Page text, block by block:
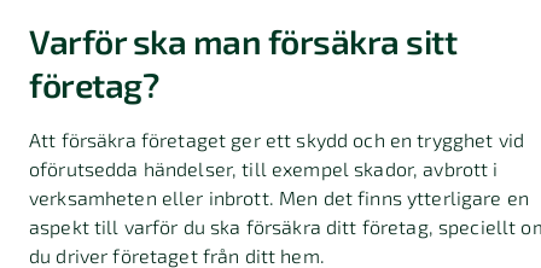
Varför ska man försäkra sitt
företag?
Att försäkra företaget ger ett skydd och en trygghet vid
oförutsedda händelser, till exempel skador, avbrott i
verksamheten eller inbrott. Men det finns ytterligare en
aspekt till varför du ska försäkra ditt företag, speciellt
du driver företaget från ditt hem.